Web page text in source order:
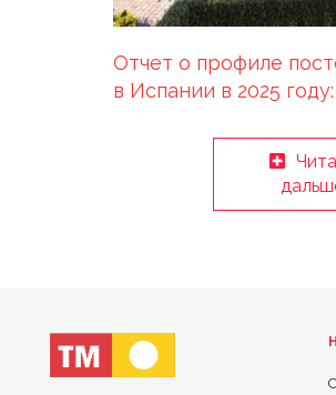
Отчет о профиле
в Испании в 2025
жилищное убежище